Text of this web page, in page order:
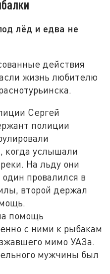
лёд и едва не
действия
жизнь любителю
Сергей
полиции
когда услышали
На льду они
провалился в
второй держал
помощь
с ними к рыбакам
мимо УАЗа.
мужчины был